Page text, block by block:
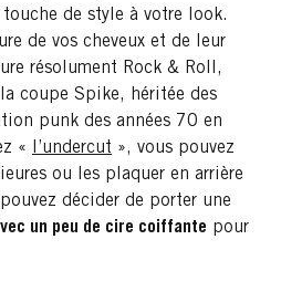
de style à votre look.
de vos cheveux et de leur
résolument Rock & Roll,
coupe Spike, héritée des
punk des années 70 en
«
l’undercut », vous pouvez
ou les plaquer en arrière
décider de porter une
un peu de cire coiffante pour